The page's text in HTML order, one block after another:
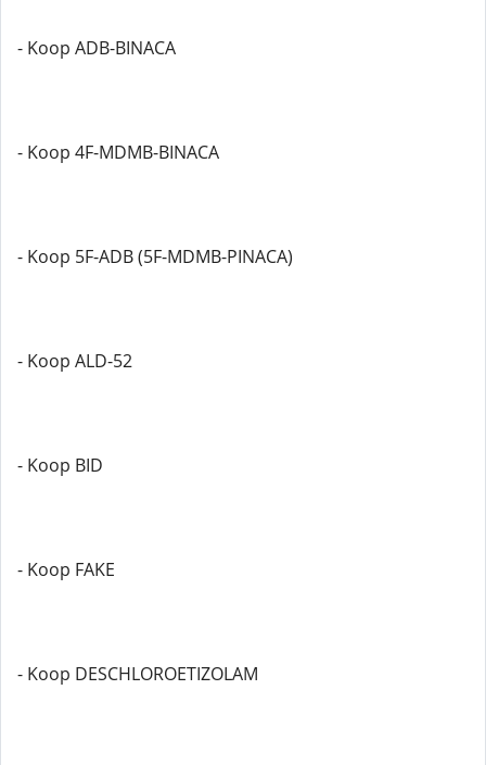
- Koop ADB-BINACA
- Koop 4F-MDMB-BINACA
- Koop 5F-ADB (5F-MDMB-PINACA)
- Koop ALD-52
- Koop BID
- Koop FAKE
- Koop DESCHLOROETIZOLAM